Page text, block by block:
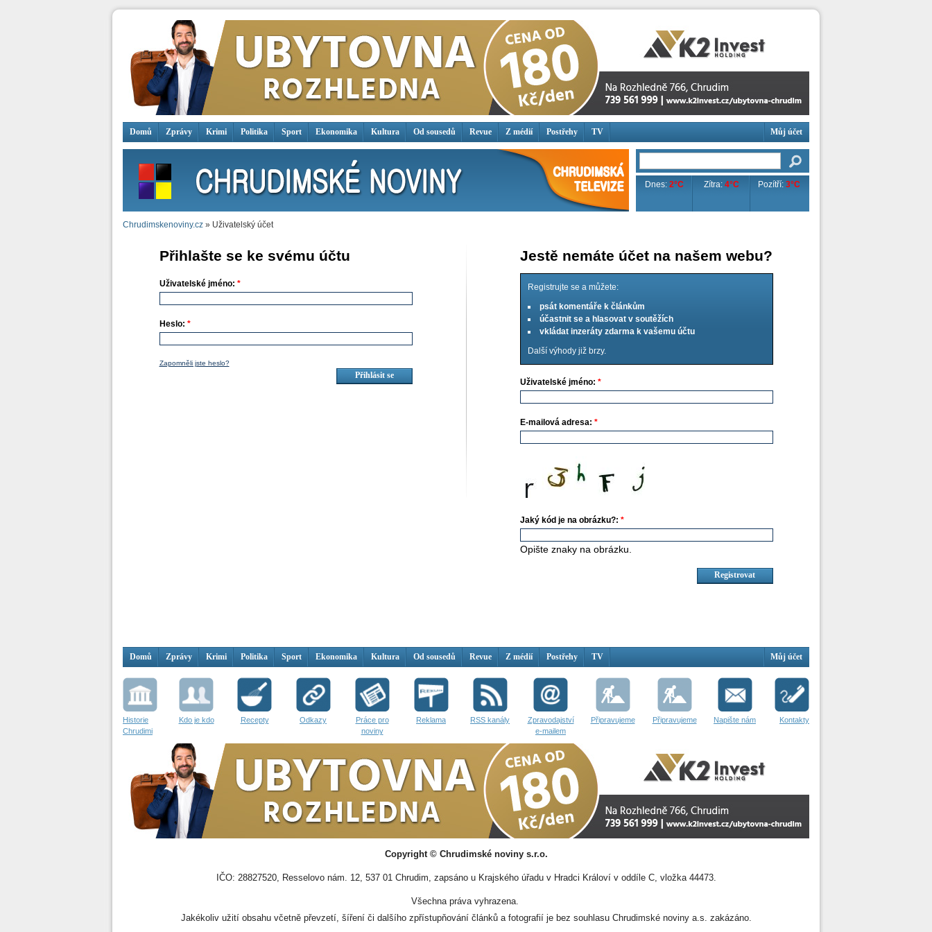
Domů Zprávy Krimi Politika Sport Ekonomika Kultura Od sousedů Revue Z médií Postřehy TV Můj účet
Dnes:2°C Zítra:4°C Pozítří: 3°C
Chrudimskenoviny.cz » Uživatelský účet
Přihlašte se ke svému účtu
Uživatelské jméno: *
Heslo: *
Zapomněli jste heslo?
Jestě nemáte účet na našem webu?
Registrujte se a můžete:
psát komentáře k článkům
účastnit se a hlasovat v soutěžích
vkládat inzeráty zdarma k vašemu účtu
Další výhody již brzy.
Uživatelské jméno: *
E-mailová adresa: *
Jaký kód je na obrázku?: *
Opište znaky na obrázku.
Domů Zprávy Krimi Politika Sport Ekonomika Kultura Od sousedů Revue Z médií Postřehy TV Můj účet
Historie
Chrudimi
Kdo je kdo Recepty Odkazy
Práce pro
noviny
Reklama RSS kanály
Zpravodajství
e-mailem
Připravujeme Připravujeme Napište nám Kontakty
Copyright © Chrudimské noviny s.r.o.
IČO: 28827520, Resselovo nám. 12, 537 01 Chrudim, zapsáno u Krajského úřadu v Hradci Královí v oddíle C, vložka 44473.
Všechna práva vyhrazena.
Jakékoliv užití obsahu včetně převzetí, šíření či dalšího zpřístupňování článků a fotografií je bez souhlasu Chrudimské noviny a.s. zakázáno.